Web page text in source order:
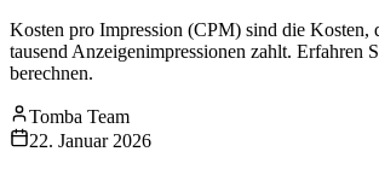
Kosten pro Impression (CPM) sind die Kosten,
tausend Anzeigenimpressionen zahlt. Erfahren
berechnen.
Tomba Team
22. Januar 2026